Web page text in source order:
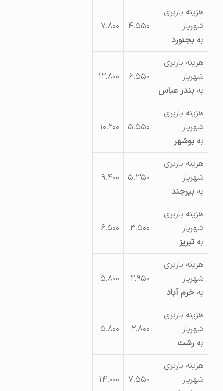
هزینه باربری
شهریار
بجنورد
۴.۵۵۰ ۷.۸۰۰
هزینه باربری
شهریار
بندر عباس
۶.۵۵۰ ۱۲.۸۰۰
هزینه باربری
شهریار
بوشهر
۵.۵۵۰ ۱۰.۲۰۰
هزینه باربری
شهریار
بیرجند
۵.۳۵۰ ۹.۴۰۰
هزینه باربری
شهریار
تبریز
۳.۵۰۰ ۶.۵۰۰
هزینه باربری
شهریار
خرم آباد
۲.۹۵۰ ۵.۸۰۰
هزینه باربری
شهریار
رشت
۲.۸۰۰ ۵.۸۰۰
هزینه باربری
شهریار
۷.۵۵۰ ۱۴.۰۰۰